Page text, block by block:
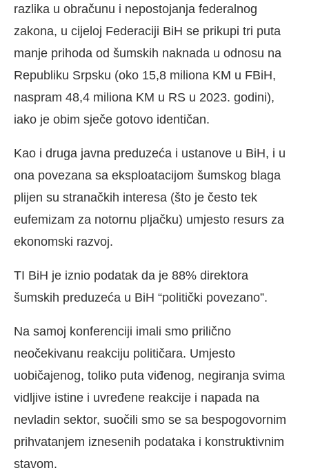
razlika u obračunu i nepostojanja federalnog
zakona, u cijeloj Federaciji BiH se prikupi tri puta
manje prihoda od šumskih naknada u odnosu na
Republiku Srpsku (oko 15,8 miliona KM u FBiH,
naspram 48,4 miliona KM u RS u 2023. godini),
iako je obim sječe gotovo identičan.
Kao i druga javna preduzeća i ustanove u BiH, i u
ona povezana sa eksploatacijom šumskog blaga
plijen su stranačkih interesa (što je često tek
eufemizam za notornu pljačku) umjesto resurs za
ekonomski razvoj.
TI BiH je iznio podatak da je 88% direktora
šumskih preduzeća u BiH “politički povezano”.
Na samoj konferenciji imali smo prilično
neočekivanu reakciju političara. Umjesto
uobičajenog, toliko puta viđenog, negiranja svima
vidljive istine i uvređene reakcije i napada na
nevladin sektor, suočili smo se sa bespogovornim
prihvatanjem iznesenih podataka i konstruktivnim
stavom.